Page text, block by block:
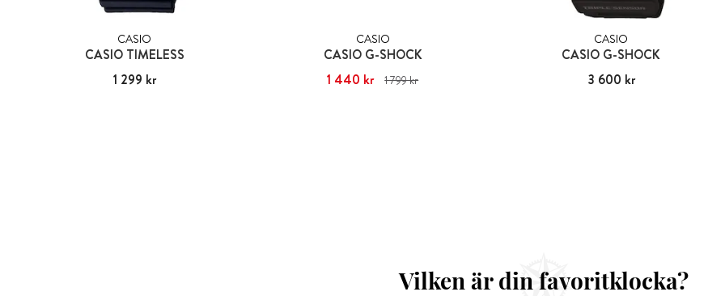
CASIO
CASIO TIMELESS
Pris :1 299 kr
1 299 kr
CASIO
CASIO G-SHOCK
Nuvarande pris:1 440 krTidigare pris
1 440 kr 1 799 kr
CASIO
CASIO G-SHOCK
Pris :3 600 kr
3 600 kr
Vilken är din favoritklocka?